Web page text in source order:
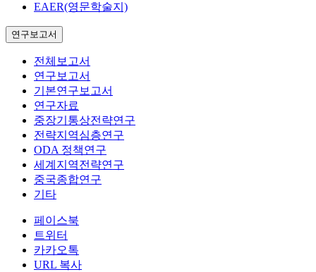
EAER(영문학술지)
연구보고서
전체보고서
연구보고서
기본연구보고서
연구자료
중장기통상전략연구
전략지역심층연구
ODA 정책연구
세계지역전략연구
중국종합연구
기타
페이스북
트위터
카카오톡
URL 복사